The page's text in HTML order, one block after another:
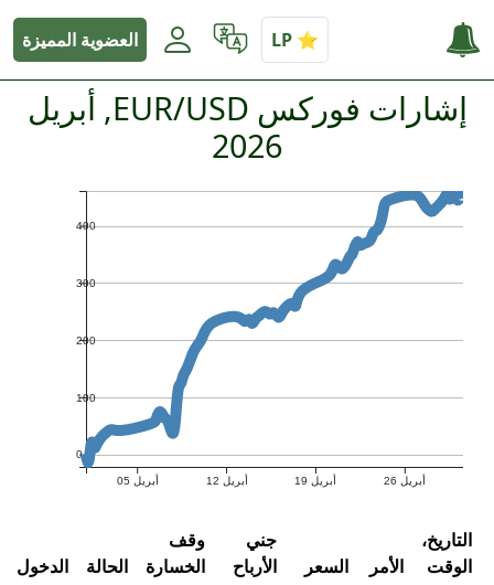
العضوية المميزة
إشارات فوركس EUR/USD, أبريل
2026
أبريل 05 أبريل 12 أبريل 19 أبريل 26
0
100
200
300
400
التاريخ،
الوقت
الأمر السعر
جني
الأرباح
وقف
الخسارة
الحالة
الدخول